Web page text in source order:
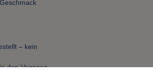
– kein
den Vogesen